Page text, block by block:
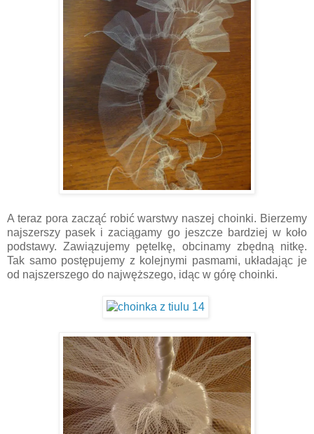
A teraz pora zacząć robić warstwy naszej choinki. Bierzemy
najszerszy pasek i zaciągamy go jeszcze bardziej w koło
podstawy. Zawiązujemy pętelkę, obcinamy zbędną nitkę.
Tak samo postępujemy z kolejnymi pasmami, układając je
od najszerszego do najwęższego, idąc w górę choinki.